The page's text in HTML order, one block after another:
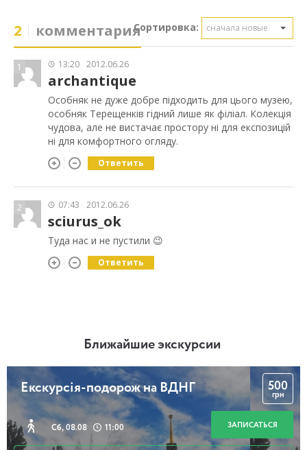
2 комментарияСортировка: сначала новые
1 13:20 2012.06.26
archantique
Особняк не дуже добре підходить для цього музею,
особняк Терещенків гідний лише як філіал. Колекція
чудова, але не вистачає простору ні для експозицій
ні для комфортного огляду.
Ответить
2 07:43 2012.06.26
sciurus_ok
Туда нас и не пустили 😉
Ответить
Ближайшие экскурсии
Екскурсія-подорож на ВДНГ
Сб, 08.08 11:00
500
грн
ЗАПИСАТЬСЯ